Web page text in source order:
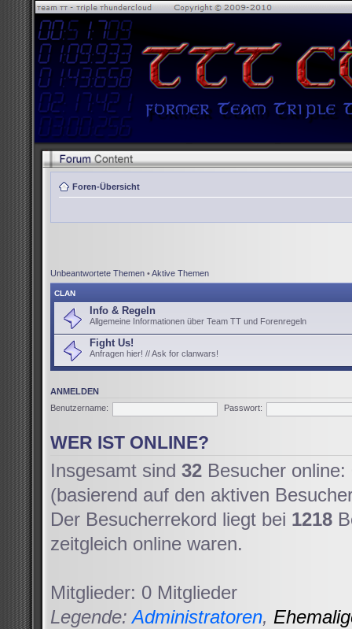
Foren-Übersicht
Unbeantwortete Themen •Aktive Themen
CLAN
Info & Regeln
Allgemeine Informationen über Team TT und Forenregeln
Fight Us!
Anfragen hier! // Ask for clanwars!
ANMELDEN
Benutzername:
Passwort:
WER IST ONLINE?
Insgesamt sind 32 Besucher
(basierend auf den aktiven
Der Besucherrekord liegt bei 1218
zeitgleich online waren.
Mitglieder: 0 Mitglieder
Legende:Administratoren,